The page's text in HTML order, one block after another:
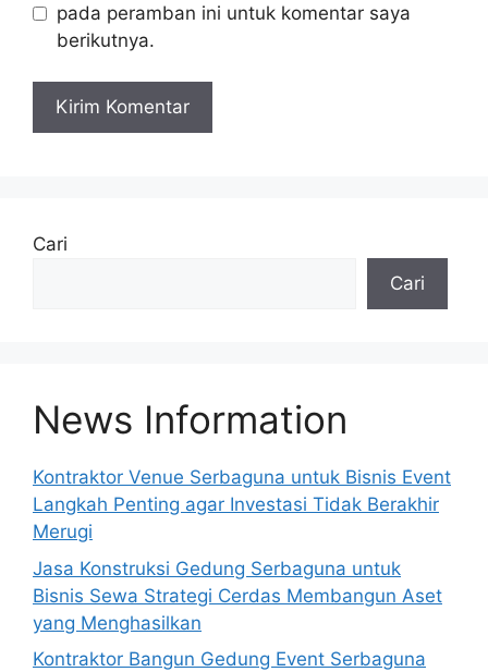
pada peramban ini untuk komentar saya
berikutnya.
e
v
e
Cari
Cari
News Information
Kontraktor Venue Serbaguna untuk Bisnis Event
Langkah Penting agar Investasi Tidak Berakhir
Merugi
Jasa Konstruksi Gedung Serbaguna untuk
Bisnis Sewa Strategi Cerdas Membangun Aset
yang Menghasilkan
Kontraktor Bangun Gedung Event Serbaguna